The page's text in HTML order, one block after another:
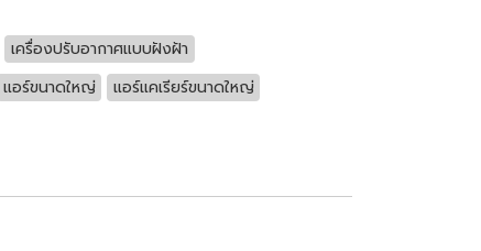
เครื่องปรับอากาศแบบฝังฝ้า
แอร์ขนาดใหญ่
แอร์แคเรียร์ขนาดใหญ่